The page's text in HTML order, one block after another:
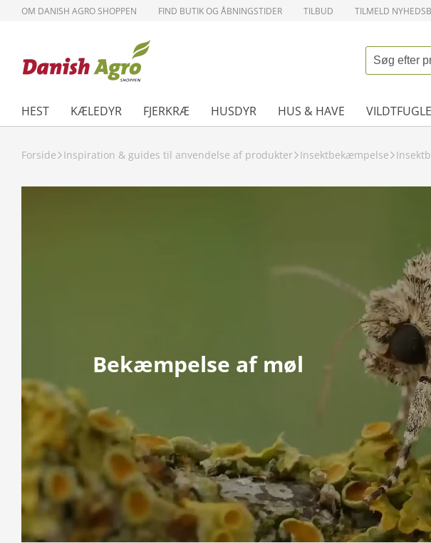
OM DANISH AGRO SHOPPEN FIND BUTIK OG ÅBNINGSTIDER TILBUD TILMELD
HEST KÆLEDYR FJERKRÆ HUSDYR HUS & HAVE
Forside Inspiration & guides til anvendelse af produkter Insektbekæmpelse
Bekæmpelse af møl